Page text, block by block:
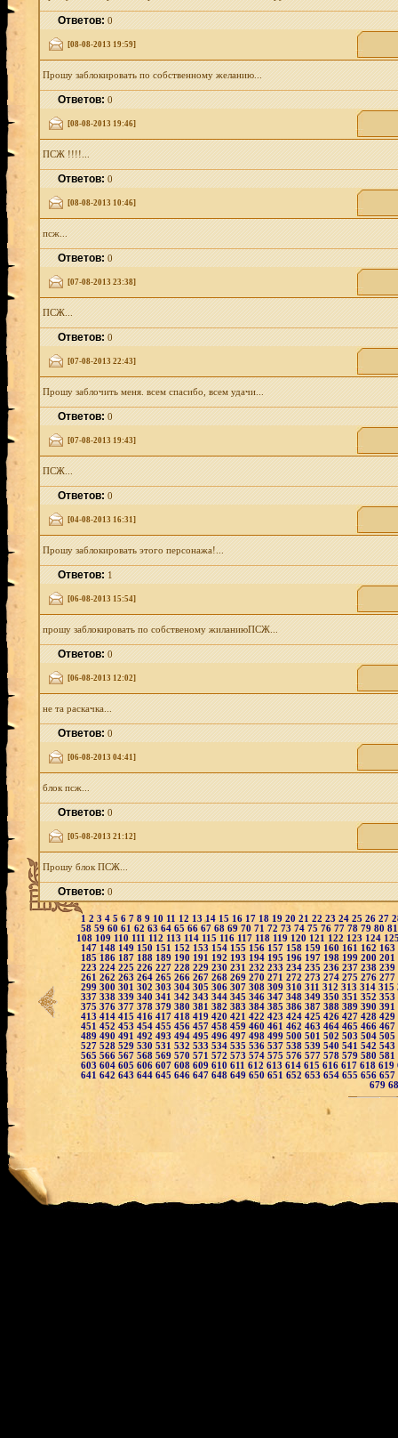
Ответов:0
[08-08-2013 19:59]
Прошу заблокировать по собственному желанию...
Ответов:0
[08-08-2013 19:46]
ПСЖ !!!!...
Ответов:0
[08-08-2013 10:46]
псж...
Ответов:0
[07-08-2013 23:38]
ПСЖ...
Ответов:0
[07-08-2013 22:43]
Прошу заблочить меня. всем спасибо, всем удачи...
Ответов:0
[07-08-2013 19:43]
ПСЖ...
Ответов:0
[04-08-2013 16:31]
Прошу заблокировать этого персонажа!...
Ответов:1
[06-08-2013 15:54]
прошу заблокировать по собственому жиланиюПСЖ...
Ответов:0
[06-08-2013 12:02]
не та раскачка...
Ответов:0
[06-08-2013 04:41]
блок псж...
Ответов:0
[05-08-2013 21:12]
Прошу блок ПСЖ...
Ответов:0
1 2 3 4 5 6 7 8 9 10 11 12 1314 15 16 17 18 19 20 21 22 23 24 25 26 27
58 59 60 61 62 63 64 65 66 67 68 69 70 71 72 73 74 75 76 77 78 79 80
108 109 110 111 112 113 114 115 116 117 118 119 120 121 122 123 124
147 148 149 150 151 152 153 154 155 156 157 158 159 160 161 162 163
185 186 187 188 189 190 191 192 193 194 195 196 197 198 199 200 201
223 224 225 226 227 228 229 230 231 232 233 234 235 236 237 238 239
261 262 263 264 265 266 267 268 269 270 271 272 273 274 275 276 277
299 300 301 302 303 304 305 306 307 308 309 310 311 312 313 314 315
337 338 339 340 341 342 343 344 345 346 347 348 349 350 351 352 353
375 376 377 378 379 380 381 382 383 384 385 386 387 388 389 390 391
413 414 415 416 417 418 419 420 421 422 423 424 425 426 427 428 429
451 452 453 454 455 456 457 458 459 460 461 462 463 464 465 466 467
489 490 491 492 493 494 495 496 497 498 499 500 501 502 503 504 505
527 528 529 530 531 532 533 534 535 536 537 538 539 540 541 542 543
565 566 567 568 569 570 571 572 573 574 575 576 577 578 579 580 581
603 604 605 606 607 608 609 610 611 612 613 614 615 616 617 618 619
641 642 643 644 645 646 647 648 649 650 651 652 653 654 655 656 657
679